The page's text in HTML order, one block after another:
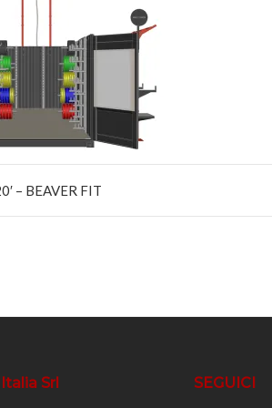
articoli
– BEAVER FIT
Srl SEGUICI